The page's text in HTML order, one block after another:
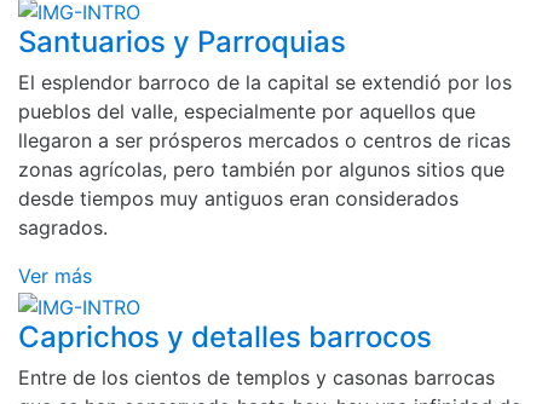
Santuarios y Parroquias
El esplendor barroco de la capital se extendió por los
pueblos del valle, especialmente por aquellos que
llegaron a ser prósperos mercados o centros de ricas
zonas agrícolas, pero también por algunos sitios que
desde tiempos muy antiguos eran considerados
sagrados.
Ver más
Caprichos y detalles barrocos
Entre de los cientos de templos y casonas barrocas